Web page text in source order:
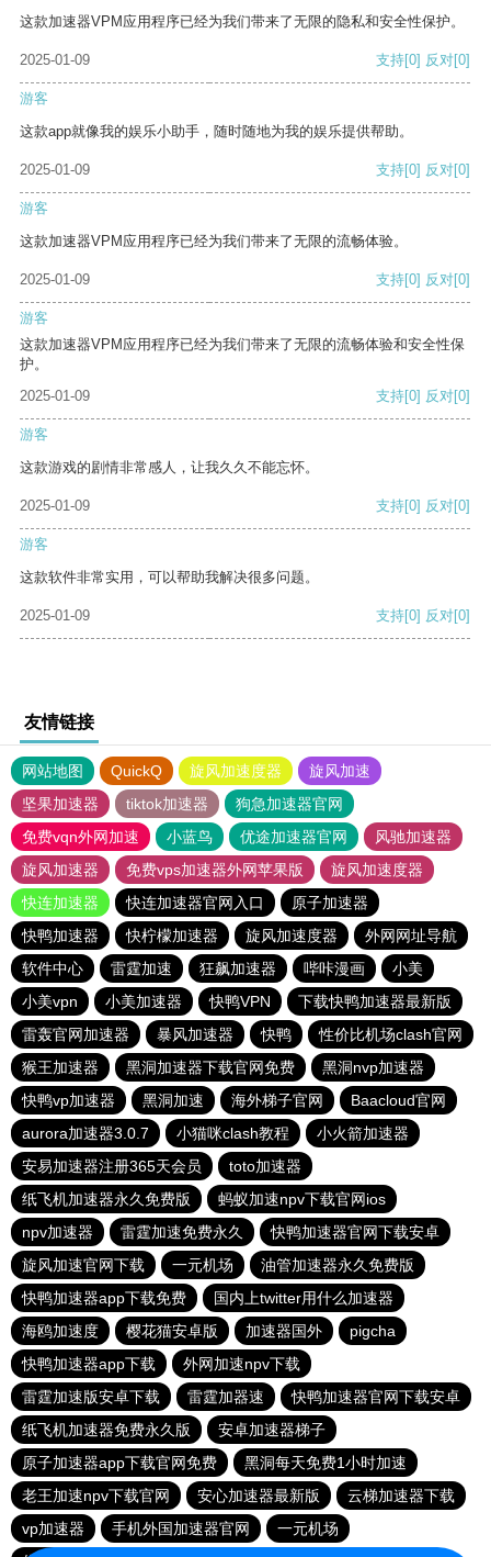
这款加速器VPM应用程序已经为我们带来了无限的隐私和安全性保护。
2025-01-09 支持[0] 反对[0]
游客
这款app就像我的娱乐小助手，随时随地为我的娱乐提供帮助。
2025-01-09 支持[0] 反对[0]
游客
这款加速器VPM应用程序已经为我们带来了无限的流畅体验。
2025-01-09 支持[0] 反对[0]
游客
这款加速器VPM应用程序已经为我们带来了无限的流畅体验和安全性保
护。
2025-01-09
支持[0] 反对[0]
游客
这款游戏的剧情非常感人，让我久久不能忘怀。
2025-01-09 支持[0] 反对[0]
游客
这款软件非常实用，可以帮助我解决很多问题。
2025-01-09 支持[0] 反对[0]
友情链接
网站地图 QuickQ 旋风加速度器
旋风加速
坚果加速器
tiktok加速器
狗急加速器官网
免费vqn外网加速
小蓝鸟 优途加速器官网
风驰加速器
旋风加速器
免费vps加速器外网苹果版
旋风加速度器
快连加速器
快连加速器官网入口
原子加速器
快鸭加速器
快柠檬加速器 旋风加速度器
外网网址导航
软件中心
雷霆加速 狂飙加速器 哔咔漫画
小美
小美vpn
小美加速器 快鸭VPN
下载快鸭加速器最新版
雷轰官网加速器
暴风加速器 快鸭
性价比机场clash官网
猴王加速器
黑洞加速器下载官网免费
黑洞nvp加速器
快鸭vp加速器
黑洞加速 海外梯子官网
Baacloud官网
aurora加速器3.0.7
小猫咪clash教程
小火箭加速器
安易加速器注册365天会员
toto加速器
纸飞机加速器永久免费版
蚂蚁加速npv下载官网ios
npv加速器
雷霆加速免费永久
快鸭加速器官网下载安卓
旋风加速官网下载
一元机场
油管加速器永久免费版
快鸭加速器app下载免费
国内上twitter用什么加速器
海鸥加速度
樱花猫安卓版 加速器国外
pigcha
快鸭加速器app下载
外网加速npv下载
雷霆加速版安卓下载
雷霆加器速
快鸭加速器官网下载安卓
纸飞机加速器免费永久版
安卓加速器梯子
原子加速器app下载官网免费
黑洞每天免费1小时加速
老王加速npv下载官网
安心加速器最新版
云梯加速器下载
vp加速器
手机外国加速器官网
一元机场